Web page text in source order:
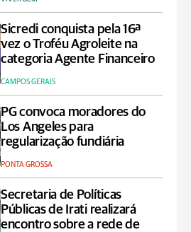
Sicredi conquista pela 16ª
vez o Troféu Agroleite na
categoria Agente Financeiro
CAMPOS GERAIS
PG convoca moradores do
Los Angeles para
regularização fundiária
PONTA GROSSA
Secretaria de Políticas
Públicas de Irati realizará
encontro sobre a rede de